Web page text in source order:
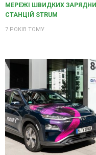
МЕРЕЖІ ШВИДКИХ
СТАНЦІЙ STRUM
7 РОКІВ ТОМУ